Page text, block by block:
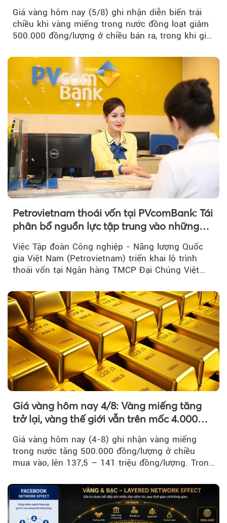
Giá vàng hôm nay (5/8) ghi nhận diễn biến trái
chiều khi vàng miếng trong nước đồng loạt giảm
500.000 đồng/lượng ở chiều bán ra, trong khi giá
thương hiệu.
Petrovietnam thoái vốn tại PVcomBank: Tái
phân bổ nguồn lực tập trung vào những
Việc Tập đoàn Công nghiệp - Năng lượng Quốc
gia Việt Nam (Petrovietnam) triển khai lộ trình
thoái vốn tại Ngân hàng TMCP Đại Chúng Việt
Giá vàng hôm nay 4/8: Vàng miếng tăng
trở lại, vàng thế giới vẫn trên mốc 4.000
Giá vàng hôm nay (4-8) ghi nhận vàng miếng
trong nước tăng 500.000 đồng/lượng ở chiều
mua vào, lên 137,5 – 141 triệu đồng/lượng. Trong
trì trên ngưỡng 4.000 USD/ounce.